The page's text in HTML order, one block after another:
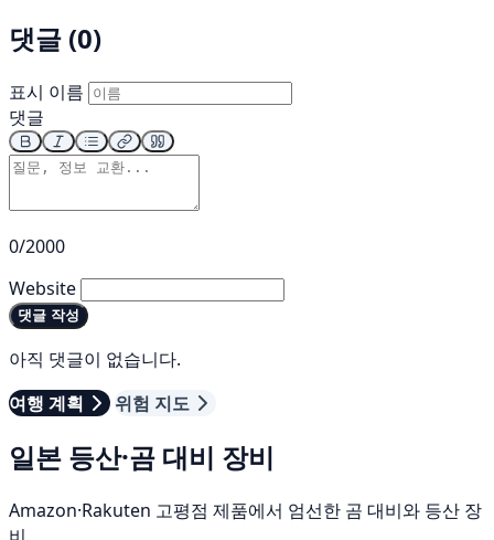
댓글 (0)
표시 이름
댓글
0/2000
Website
댓글 작성
아직 댓글이 없습니다.
여행 계획
위험 지도
일본 등산·곰 대비 장비
Amazon·Rakuten 고평점 제품에서 엄선한 곰 대비와 등산 장